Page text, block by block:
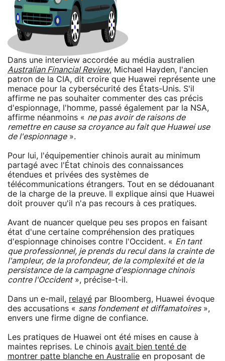
Dans une interview accordée au média australien
Australian Financial Review, Michael Hayden, l'ancien
patron de la CIA, dit croire que Huawei représente une
menace pour la cybersécurité des États-Unis. S'il
affirme ne pas souhaiter commenter des cas précis
d'espionnage, l'homme, passé également par la NSA,
affirme néanmoins « ne pas avoir de raisons de
remettre en cause sa croyance au fait que Huawei use
de l'espionnage».
Pour lui, l'équipementier chinois aurait au minimum
partagé avec l'État chinois des connaissances
étendues et privées des systèmes de
télécommunications étrangers. Tout en se dédouanant
de la charge de la preuve. Il explique ainsi que Huawei
doit prouver qu'il n'a pas recours à ces pratiques.
Avant de nuancer quelque peu ses propos en faisant
état d'une certaine compréhension des pratiques
d'espionnage chinoises contre l'Occident. « En tant
que professionnel, je prends du recul dans la crainte de
l'ampleur, de la profondeur, de la complexité et de la
persistance de la campagne d'espionnage chinois
contre l'Occident», précise-t-il.
Dans un e-mail, relayé par Bloomberg, Huawei évoque
des accusations « sans fondement et diffamatoires»,
envers une firme digne de confiance.
Les pratiques de Huawei ont été mises en cause à
maintes reprises. Le chinois avait bien tenté de
montrer patte blanche en Australie en proposant de